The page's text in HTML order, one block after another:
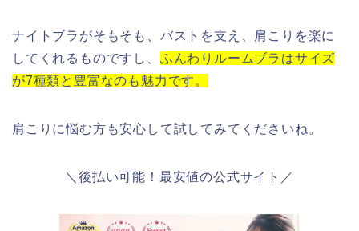
ナイトブラがそもそも、バストを支え、肩こりを楽に
してくれるものですし、 ふんわりルームブラはサイズ
が7種類と豊富なのも魅力です。
肩こりに悩む方も安心して試してみてくださいね。
＼後払い可能！最安値の公式サイト／